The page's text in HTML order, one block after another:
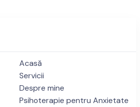
Acasă
Servicii
Despre mine
Psihoterapie pentru Anxietate